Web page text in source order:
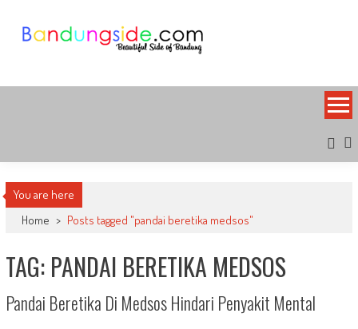
content
You are here
Home > Posts tagged "pandai beretika medsos"
TAG: PANDAI BERETIKA MEDSOS
Pandai Beretika Di Medsos Hindari Penyakit Mental